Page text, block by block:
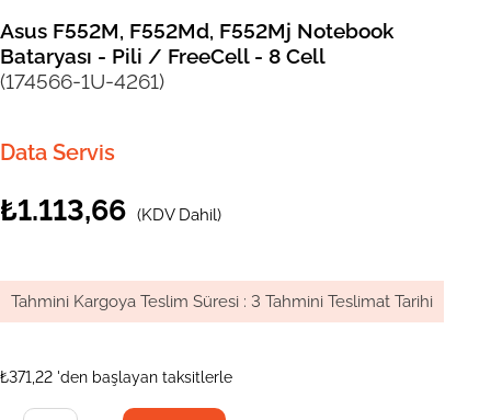
Asus F552M, F552Md, F552Mj Notebook
Bataryası - Pili / FreeCell - 8 Cell
(174566-1U-4261)
Data Servis
₺1.113,66 (KDV Dahil)
Tahmini Kargoya Teslim Süresi : 3 Tahmini Teslimat Tarihi
₺371,22 'den başlayan taksitlerle